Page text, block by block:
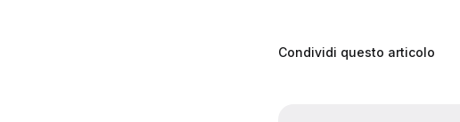
Condividi questo articolo